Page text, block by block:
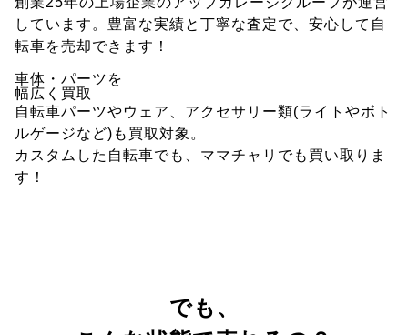
しています。豊富な実績と丁寧な査定で、安心して自
転車を売却できます！
車体・パーツを
幅広く買取
自転車パーツやウェア、アクセサリー類(ライトやボト
ルゲージなど)も買取対象。
カスタムした自転車でも、ママチャリでも買い取りま
す！
でも、